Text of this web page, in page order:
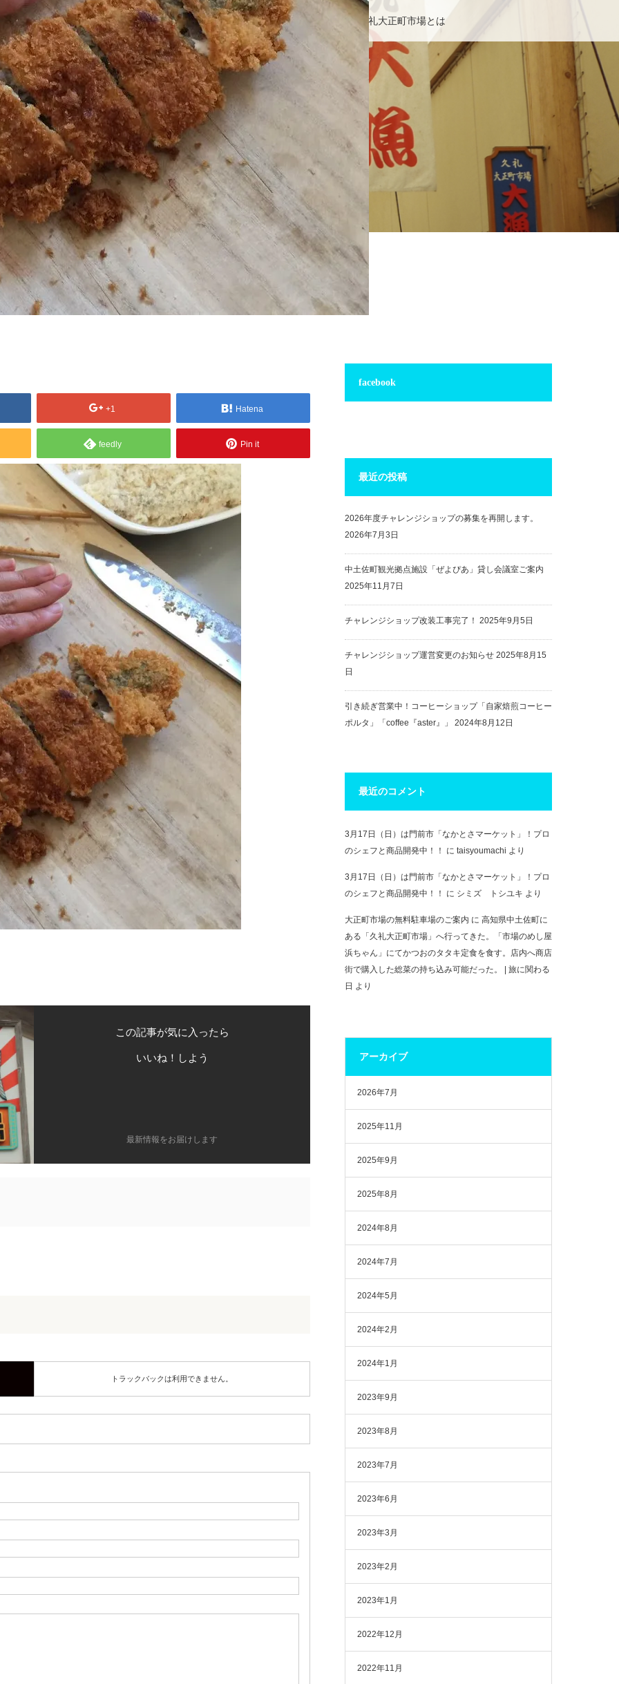
アクセス・駐車場 カツオHANDBOOK お問い合わせ 久礼大正町市場とは
+1 Hatena
feedly Pin it
この記事が気に入ったら
いいね！しよう
最新情報をお届けします
トラックバックは利用できません。
facebook
最近の投稿
2026年度チャレンジショップの募集を再開します。
2026年7月3日
中土佐町観光拠点施設「ぜよぴあ」貸し会議室ご案内
2025年11月7日
チャレンジショップ改装工事完了！ 2025年9月5日
チャレンジショップ運営変更のお知らせ 2025年8月15
日
引き続ぎ営業中！コーヒーショップ「自家焙煎コーヒー
ポルタ」「coffee『aster』」
2024年8月12日
最近のコメント
3月17日（日）は門前市「なかとさマーケット」！プロ
のシェフと商品開発中！！
に taisyoumachi より
3月17日（日）は門前市「なかとさマーケット」！プロ
のシェフと商品開発中！！
に シミズ トシユキ より
大正町市場の無料駐車場のご案内 に 高知県中土佐町に
ある「久礼大正町市場」へ行ってきた。「市場のめし屋
浜ちゃん」にてかつおのタタキ定食を食す。店内へ商店
街で購入した総菜の持ち込み可能だった。 | 旅に関わる
日 より
アーカイブ
2026年7月
2025年11月
2025年9月
2025年8月
2024年8月
2024年7月
2024年5月
2024年2月
2024年1月
2023年9月
2023年8月
2023年7月
2023年6月
2023年3月
2023年2月
2023年1月
2022年12月
2022年11月